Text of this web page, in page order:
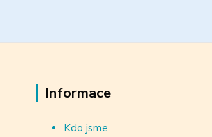
Informace
Kdo jsme